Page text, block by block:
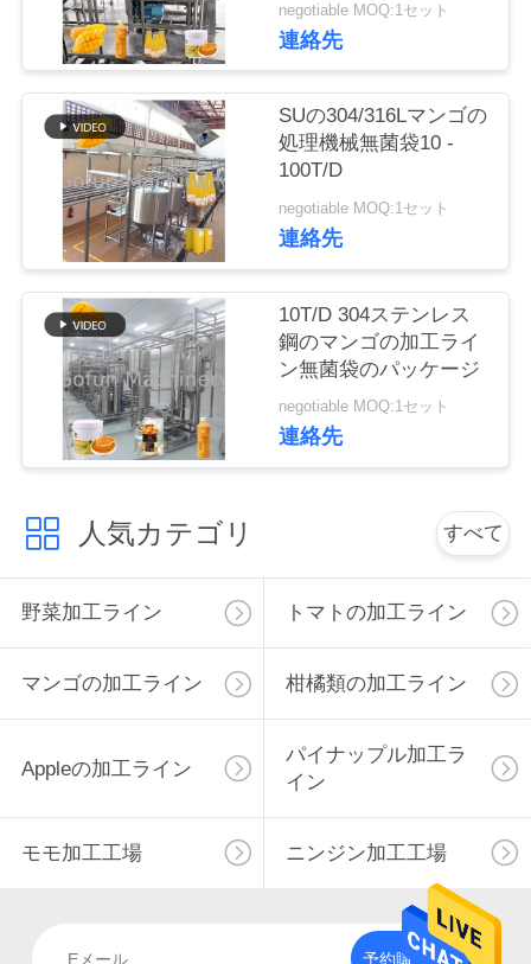
場
品
達
に
連
絡
し
な
さ
い
negotiable MOQ:1セット
連絡先
SUの304/316Lマンゴの
処理機械無菌袋10 -
100T/D
negotiable MOQ:1セット
連絡先
10T/D 304ステンレス
鋼のマンゴの加工ライ
ン無菌袋のパッケージ
negotiable MOQ:1セット
連絡先
人気カテゴリ すべて
野菜加工ライン トマトの加工ライン
マンゴの加工ライン 柑橘類の加工ライン
Appleの加工ライン
パイナップル加工ラ
イン
モモ加工工場 ニンジン加工工場
予約購読して下